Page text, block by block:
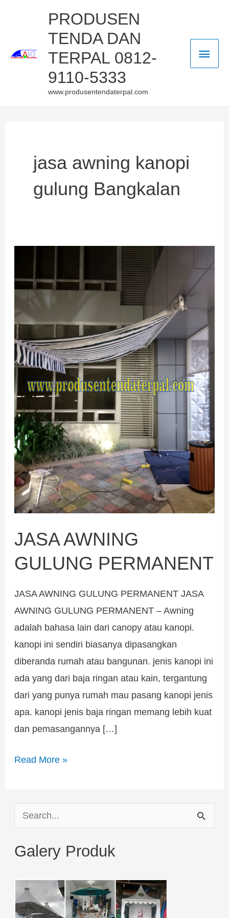
PRODUSEN
TENDA DAN
TERPAL 0812-
9110-5333
www.produsentendaterpal.com
jasa awning kanopi
gulung Bangkalan
JASA AWNING
GULUNG PERMANENT
JASA AWNING GULUNG PERMANENT JASA
AWNING GULUNG PERMANENT – Awning
adalah bahasa lain dari canopy atau kanopi.
kanopi ini sendiri biasanya dipasangkan
diberanda rumah atau bangunan. jenis kanopi ini
ada yang dari baja ringan atau kain, tergantung
dari yang punya rumah mau pasang kanopi jenis
apa. kanopi jenis baja ringan memang lebih kuat
dan pemasangannya […]
GULUNG
PERMANENT
Read More »
a
h
Galery Produk